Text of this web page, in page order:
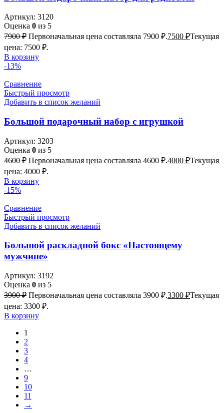
Артикул: 3120
Оценка 0 из 5
7900₽ Первоначальная цена составляла 7900 ₽.7500 ₽Текущая
цена: 7500 ₽.
В корзину
-13%
Сравнение
Быстрый просмотр
Добавить в список желаний
Большой подарочный набор с игрушкой
Артикул: 3203
Оценка 0 из 5
4600₽ Первоначальная цена составляла 4600 ₽.4000 ₽Текущая
цена: 4000 ₽.
В корзину
-15%
Сравнение
Быстрый просмотр
Добавить в список желаний
Большой раскладной бокс «Настоящему
мужчине»
Артикул: 3192
Оценка 0 из 5
3900₽ Первоначальная цена составляла 3900 ₽.3300 ₽Текущая
цена: 3300 ₽.
В корзину
1
2
3
4
…
9
10
11
→